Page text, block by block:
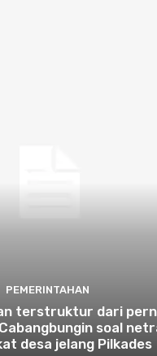
PEMERINTAHAN
terstruktur dari
soal
desa jelang Pilkades